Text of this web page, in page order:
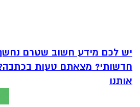
יש לכם מידע חשוב שטרם
חדשותי? מצאתם טעות
אותנו